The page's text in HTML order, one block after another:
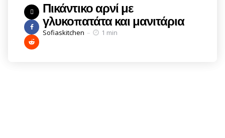
Πικάντικο αρνί με
γλυκοπατάτα και μανιτάρια
Posted
Sofiaskitchen 1 min